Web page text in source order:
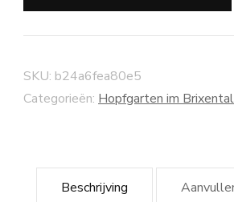
SKU: b24a6fea80e5
Categorieën: Hopfgarten im Brixental
Beschrijving